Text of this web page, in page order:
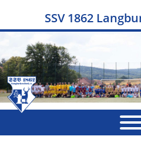
SSV 1862